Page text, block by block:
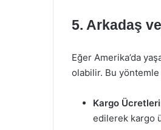
5. Arkadaş
Eğer Amerika’da
olabilir. Bu yöntemle
Kargo
edilerek kargo